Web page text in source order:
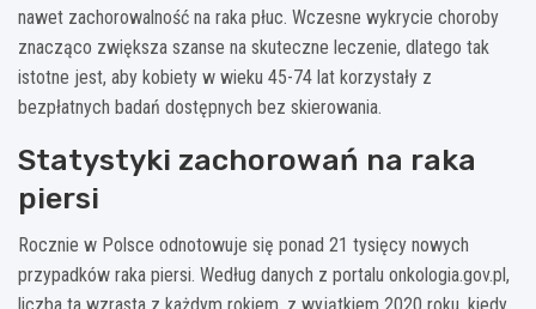
nawet zachorowalność na raka płuc. Wczesne wykrycie choroby
znacząco zwiększa szanse na skuteczne leczenie, dlatego tak
istotne jest, aby kobiety w wieku 45-74 lat korzystały z
bezpłatnych badań dostępnych bez skierowania.
Statystyki zachorowań na raka
piersi
Rocznie w Polsce odnotowuje się ponad 21 tysięcy nowych
przypadków raka piersi. Według danych z portalu onkologia.gov.pl,